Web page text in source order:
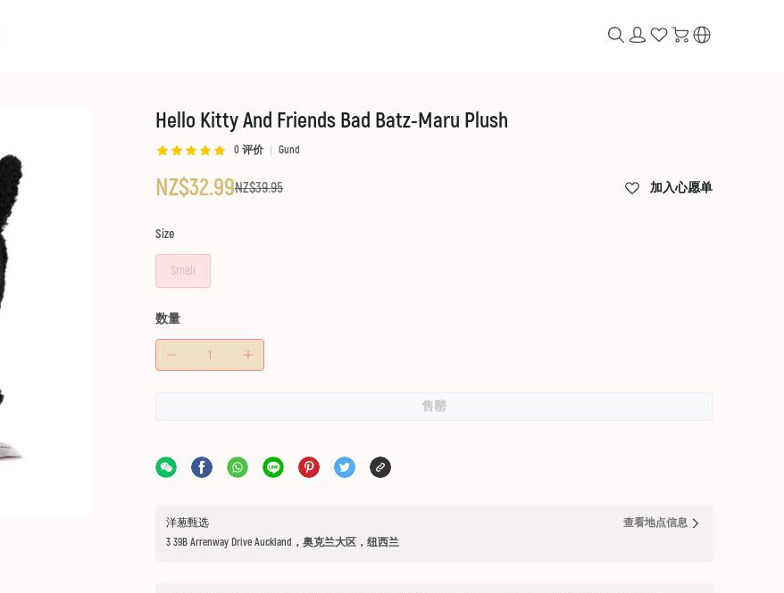
Hello Kitty And Friends Bad Batz-Maru Plush
0 评价 Gund
NZ$32.99NZ$39.95 加入心愿单
Size
Small
数量
售罄
洋葱甄选
3 39B Arrenway Drive Auckland，奥克兰大区，纽西兰
查看地点信息